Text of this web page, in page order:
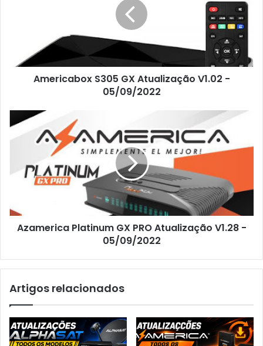
Americabox S305 GX Atualização V1.02 -
05/09/2022
Azamerica Platinum GX PRO Atualização V1.28 -
05/09/2022
Artigos relacionados